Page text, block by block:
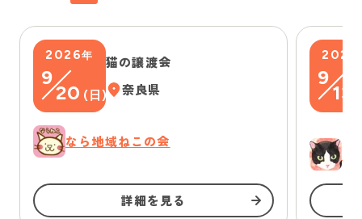
2026年
9
20 ( 日)
猫の譲渡会
奈良県
なら地域ねこの会
詳細を見る
2026
9
13
ゆ